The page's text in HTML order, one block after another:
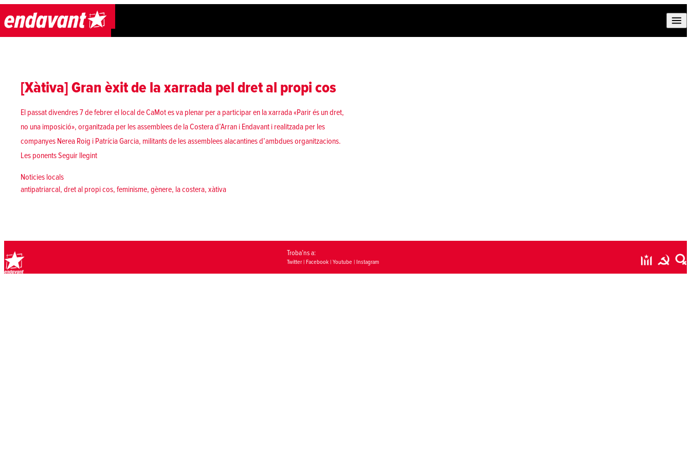
Skip to content
[Xàtiva] Gran èxit de la xarrada pel dret al propi cos
El passat divendres 7 de febrer el local de CaMot es va plenar per a participar en la xarrada «Parir és un dret,
no una imposició», organitzada per les assemblees de la Costera d’Arran i Endavant i realitzada per les
companyes Nerea Roig i Patrícia Garcia, militants de les assemblees alacantines d’ambdues organitzacions.
Les ponentsSeguir llegint«[Xàtiva] Gran èxit de la xarrada pel dret al propi cos»
Posted in
Noticies locals
Tags:
antipatriarcal, dret al propi cos, feminisme, gènere, la costera, xàtiva
Troba’ns a:
Twitter| Facebook| Youtube| Instagram